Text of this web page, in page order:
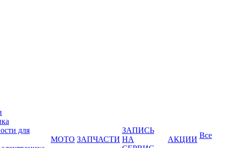
для
МОТО ЗАПЧАСТИ
ЗАПИСЬ
НА
АКЦИИ Все